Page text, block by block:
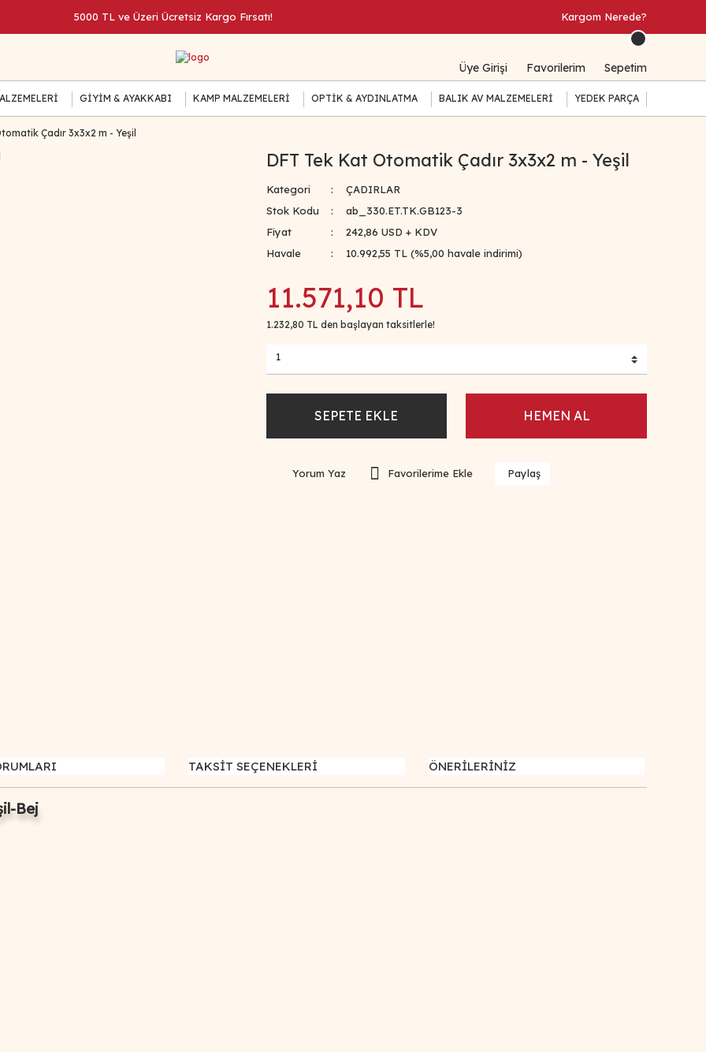
5000 TL ve Üzeri Ücretsiz Kargo Fırsatı! Kargom Nerede?
Üye Girişi Favorilerim Sepetim
GİYİM & AYAKKABI KAMP MALZEMELERİ OPTİK & AYDINLATMA BALIK AV MALZEMELERİ YEDEK PARÇA
Çadır 3x3x2 m - Yeşil
DFT Tek Kat Otomatik Çadır 3x3x2 m - Yeşil
Kategori
ÇADIRLAR
Stok Kodu
ab_330.ET.TK.GB123-3
Fiyat
242,86 USD + KDV
Havale
10.992,55 TL (%5,00 havale indirimi)
11.571,10 TL
1.232,80 TL den başlayan taksitlerle!
SEPETE EKLE HEMEN AL
Yorum Yaz Paylaş
TAKSİT SEÇENEKLERİ ÖNERİLERİNİZ
Bej